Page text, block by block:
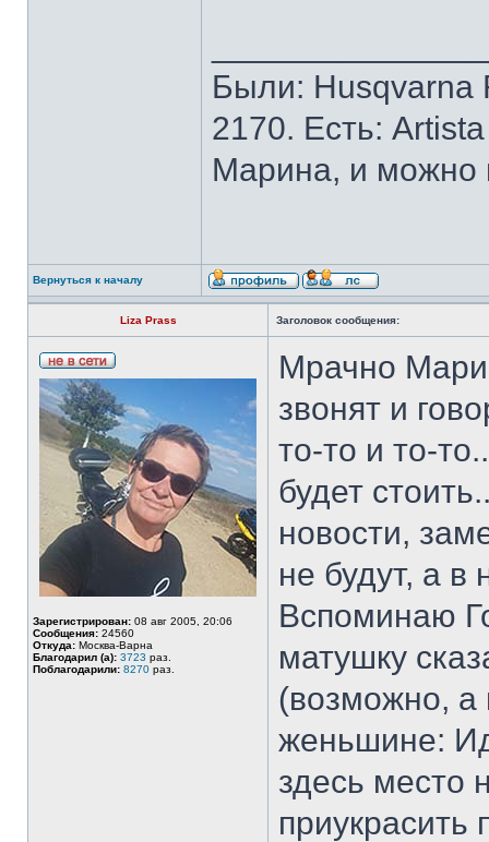
Были: Husqvarna
2170. Есть:
Марина, и можно
Вернуться к началу
Liza Prass Заголовок сообщения:
Зарегистрирован: 08 авг 2005, 20:06
Сообщения: 24560
Откуда: Москва-Варна
Благодарил (а): 3723 раз.
Поблагодарили: 8270 раз.
Мрачно
звонят и
то-то и то-
будет
новости,
не будут, а в
Вспоминаю
матушку
(возможно,
женьшине:
здесь место